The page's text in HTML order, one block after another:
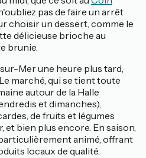
pas de faire un arrêt
choisir un dessert, comme le
délicieuse brioche au
brunie.
Mer une heure plus tard,
marché, qui se tient toute
autour de la Halle
et dimanches),
de fruits et légumes
et bien plus encore. En saison,
animé, offrant
locaux de qualité.